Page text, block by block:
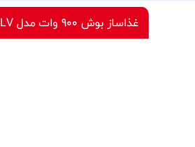
غذاساز بوش 900 وات مدل MUM57B224SLV